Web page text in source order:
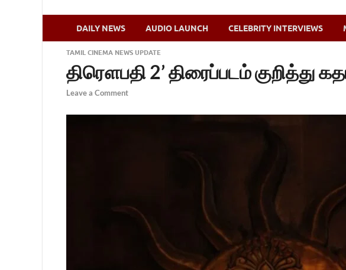
DAILY NEWS AUDIO LAUNCH CELEBRITY INTERVIEWS
TAMIL CINEMA NEWS UPDATE
திரௌபதி 2’ திரைப்படம் குறித்து
Leave a Comment